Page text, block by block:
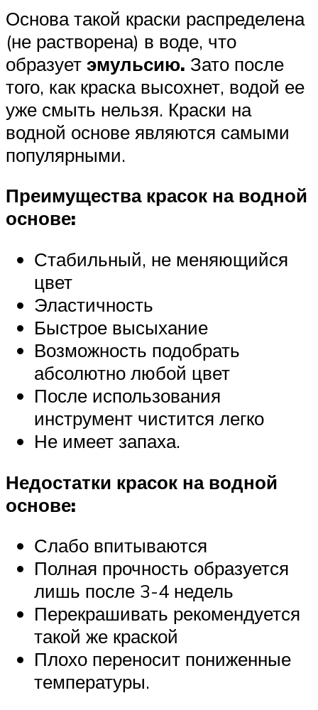
Основа такой краски распределена
(не растворена) в воде, что
образует эмульсию. Зато после
того, как краска высохнет, водой ее
уже смыть нельзя. Краски на
водной основе являются самыми
популярными.
Преимущества красок на водной
основе:
Стабильный, не меняющийся
цвет
Эластичность
Быстрое высыхание
Возможность подобрать
абсолютно любой цвет
После использования
инструмент чистится легко
Не имеет запаха.
Недостатки красок на водной
основе:
Слабо впитываются
Полная прочность образуется
лишь после 3-4 недель
Перекрашивать рекомендуется
такой же краской
Плохо переносит пониженные
температуры.